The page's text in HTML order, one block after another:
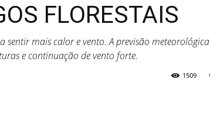
FLORESTAIS
sentir mais calor e vento. A previsão meteorológica
e continuação de vento forte.
1509